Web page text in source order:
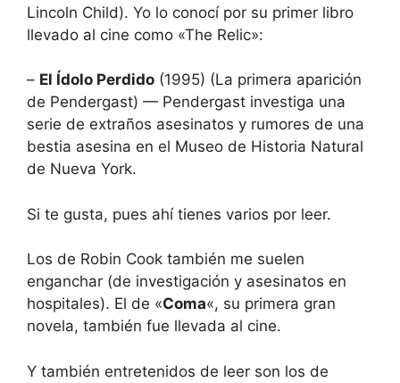
Lincoln Child). Yo lo conocí por su primer libro
llevado al cine como «The Relic»:
– El Ídolo Perdido (1995) (La primera aparición
de Pendergast) — Pendergast investiga una
serie de extraños asesinatos y rumores de una
bestia asesina en el Museo de Historia Natural
de Nueva York.
Si te gusta, pues ahí tienes varios por leer.
Los de Robin Cook también me suelen
enganchar (de investigación y asesinatos en
hospitales). El de «Coma«, su primera gran
novela, también fue llevada al cine.
Y también entretenidos de leer son los de